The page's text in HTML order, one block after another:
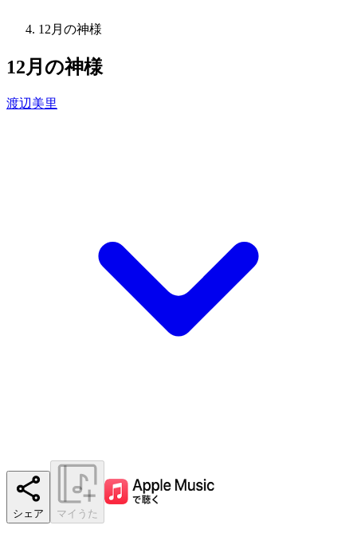
12月の神様
12月の神様
渡辺美里
シェア マイうた